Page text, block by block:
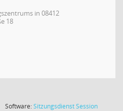
in 08412
18
Software:SitzungsdienstSession(Wird in